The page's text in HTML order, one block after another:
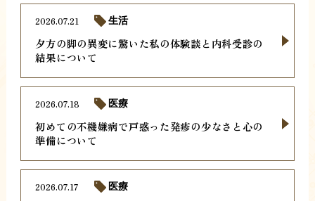
夕方の脚の異変に驚いた私の体験談と内科受診の
結果について
2026.07.21 生活
初めての不機嫌病で戸惑った発疹の少なさと心の
準備について
2026.07.18 医療
2026.07.17 医療